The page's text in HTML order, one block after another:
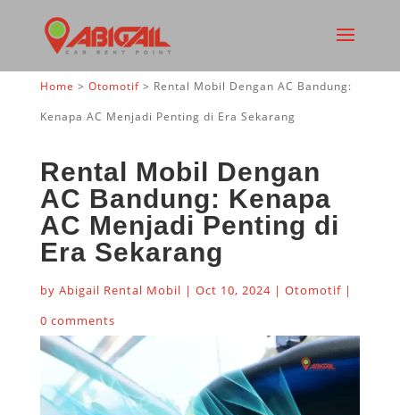
Home > Otomotif> Rental Mobil Dengan AC Bandung:
Kenapa AC Menjadi Penting di Era Sekarang
Rental Mobil Dengan
AC Bandung: Kenapa
AC Menjadi Penting di
Era Sekarang
by Abigail Rental Mobil | Oct 10, 2024| Otomotif|
0 comments